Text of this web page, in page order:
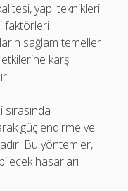
yapı teknikleri
faktörleri
sağlam temeller
karşı
güçlendirme ve
Bu yöntemler,
hasarları